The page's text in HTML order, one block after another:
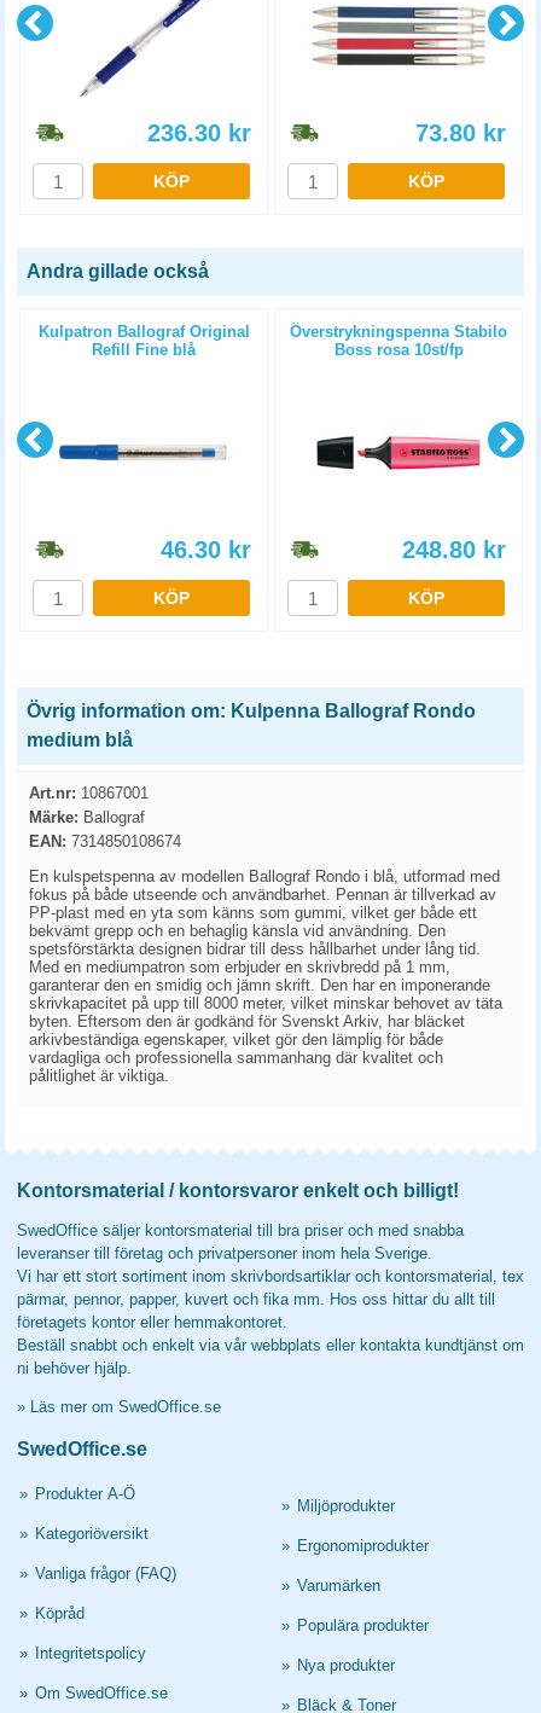
236.30 kr
KÖP
73.80 kr
KÖP
Andra gillade också
Kulpatron Ballograf Original
Refill Fine blå
46.30 kr
KÖP
Överstrykningspenna Stabilo
Boss rosa 10st/fp
248.80 kr
KÖP
Övrig information om: Kulpenna Ballograf Rondo
medium blå
Art.nr: 10867001
Märke: Ballograf
EAN: 7314850108674
En kulspetspenna av modellen Ballograf Rondo i blå, utformad med
fokus på både utseende och användbarhet. Pennan är tillverkad av
PP-plast med en yta som känns som gummi, vilket ger både ett
bekvämt grepp och en behaglig känsla vid användning. Den
spetsförstärkta designen bidrar till dess hållbarhet under lång tid.
Med en mediumpatron som erbjuder en skrivbredd på 1 mm,
garanterar den en smidig och jämn skrift. Den har en imponerande
skrivkapacitet på upp till 8000 meter, vilket minskar behovet av täta
byten. Eftersom den är godkänd för Svenskt Arkiv, har bläcket
arkivbeständiga egenskaper, vilket gör den lämplig för både
vardagliga och professionella sammanhang där kvalitet och
pålitlighet är viktiga.
Kontorsmaterial / kontorsvaror enkelt och billigt!
SwedOffice säljer kontorsmaterial till bra priser och med snabba
leveranser till företag och privatpersoner inom hela Sverige.
Vi har ett stort sortiment inom skrivbordsartiklar och kontorsmaterial, tex
pärmar, pennor, papper, kuvert och fika mm. Hos oss hittar du allt till
företagets kontor eller hemmakontoret.
Beställ snabbt och enkelt via vår webbplats eller kontakta kundtjänst om
ni behöver hjälp.
» Läs mer om SwedOffice.se
SwedOffice.se
» Produkter A-Ö
» Kategoriöversikt
» Vanliga frågor (FAQ)
» Köpråd
» Integritetspolicy
» Om SwedOffice.se
» Miljöprodukter
» Ergonomiprodukter
» Varumärken
» Populära produkter
» Nya produkter
» Bläck & Toner